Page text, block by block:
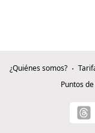
¿Quiénes somos?
Puntos